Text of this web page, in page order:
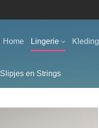
Home Lingerie Kleding
Slipjes en Strings